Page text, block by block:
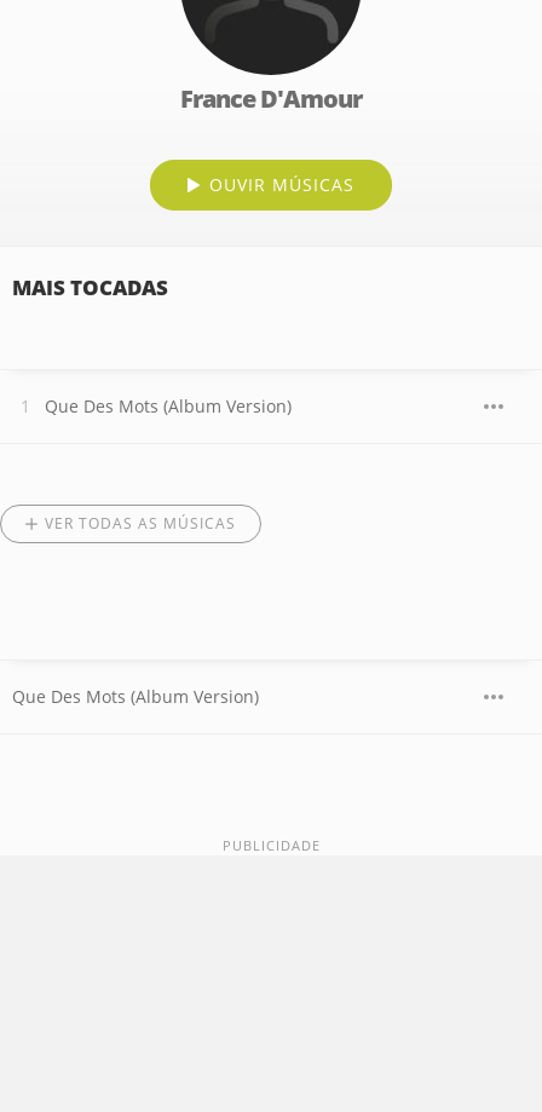
France D'Amour
OUVIR MÚSICAS
MAIS TOCADAS
Que Des Mots (Album Version)
VER TODAS AS MÚSICAS
Que Des Mots (Album Version)